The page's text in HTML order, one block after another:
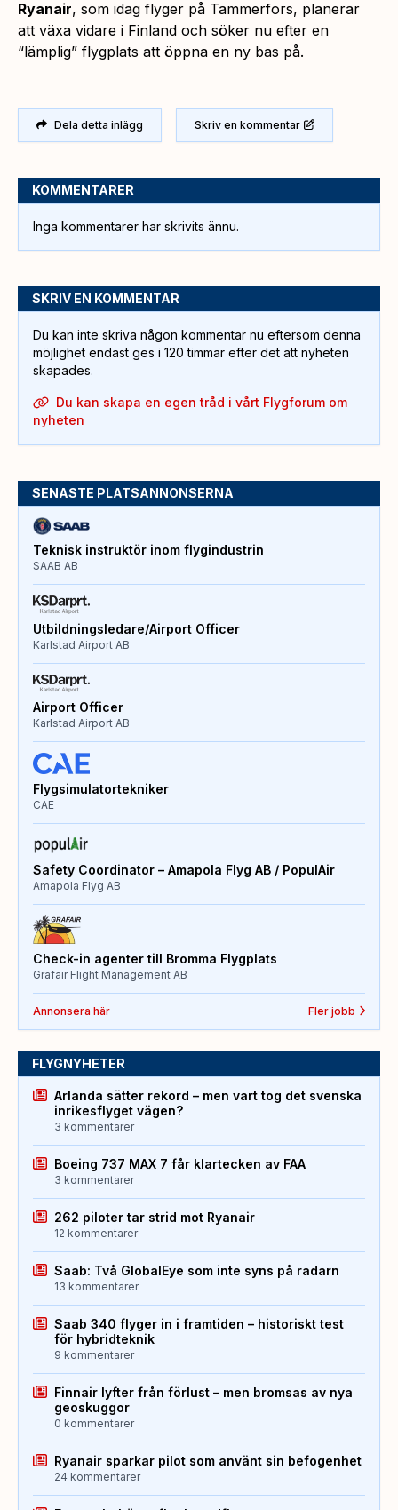
Ryanair, som idag flyger på Tammerfors, planerar
att växa vidare i Finland och söker nu efter en
“lämplig” flygplats att öppna en ny bas på.
Dela detta inlägg Skriv en kommentar
KOMMENTARER
Inga kommentarer har skrivits ännu.
SKRIV EN KOMMENTAR
Du kan inte skriva någon kommentar nu eftersom denna
möjlighet endast ges i 120 timmar efter det att nyheten
skapades.
Du kan skapa en egen tråd i vårt Flygforum om
nyheten
SENASTE PLATSANNONSERNA
Teknisk instruktör inom flygindustrin
SAAB AB
Utbildningsledare/Airport Officer
Karlstad Airport AB
Airport Officer
Karlstad Airport AB
Flygsimulatortekniker
CAE
Safety Coordinator – Amapola Flyg AB / PopulAir
Amapola Flyg AB
Check-in agenter till Bromma Flygplats
Grafair Flight Management AB
Annonsera här Fler jobb
FLYGNYHETER
Arlanda sätter rekord – men vart tog det svenska
inrikesflyget vägen?
3 kommentarer
Boeing 737 MAX 7 får klartecken av FAA
3 kommentarer
262 piloter tar strid mot Ryanair
12 kommentarer
Saab: Två GlobalEye som inte syns på radarn
13 kommentarer
Saab 340 flyger in i framtiden – historiskt test
för hybridteknik
9 kommentarer
Finnair lyfter från förlust – men bromsas av nya
geoskuggor
0 kommentarer
Ryanair sparkar pilot som använt sin befogenhet
24 kommentarer